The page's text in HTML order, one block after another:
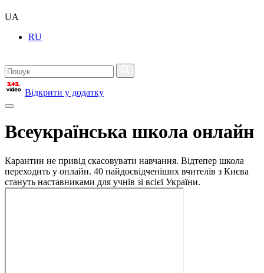
UA
RU
Відкрити у додатку
Всеукраїнська школа онлайн
Карантин не привід скасовувати навчання. Відтепер школа
переходить у онлайн. 40 найдосвідченіших вчителів з Києва
стануть наставниками для учнів зі всієї України.